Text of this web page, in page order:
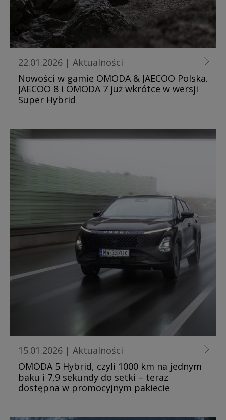
22.01.2026 | Aktualności
Nowości w gamie OMODA & JAECOO Polska.
JAECOO 8 i OMODA 7 już wkrótce w wersji
Super Hybrid
15.01.2026 | Aktualności
OMODA 5 Hybrid, czyli 1000 km na jednym
baku i 7,9 sekundy do setki – teraz
dostępna w promocyjnym pakiecie